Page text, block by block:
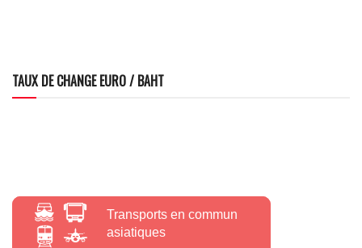
TAUX DE CHANGE EURO / BAHT
Transports en commun
asiatiques